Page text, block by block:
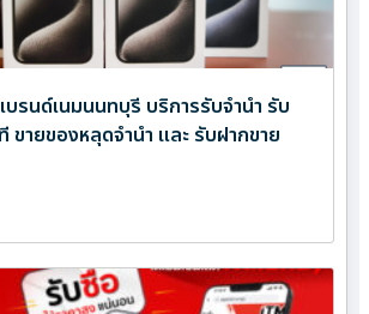
บรนด์เนมนนทบุรี บริการรับจำนำ รับ
ายของหลุดจำนำ และ รับฝากขาย